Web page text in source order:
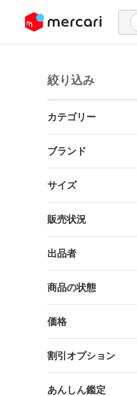
ツにスキップ
絞り込み
カテゴリー
ブランド
サイズ
販売状況
出品者
商品の状態
価格
割引オプション
あんしん鑑定